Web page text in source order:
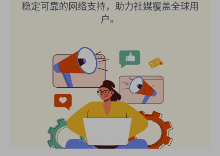
稳定可靠的网络支持，助力社媒覆盖全球用
户。